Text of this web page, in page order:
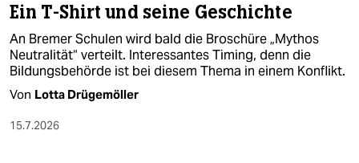
Ein T-Shirt und seine Geschichte
An Bremer Schulen wird bald die Broschüre „Mythos
Neutralität“ verteilt. Interessantes Timing, denn die
Bildungsbehörde ist bei diesem Thema in einem Konflikt.
Von Lotta Drügemöller
15.7.2026